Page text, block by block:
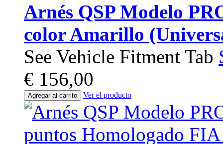
Arnés QSP Modelo
color Amarillo
See Vehicle Fitment Tab
€ 156,00
Agregar al carrito Ver el producto